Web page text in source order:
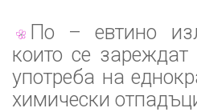
По – евтино
които се
употреба на
химически